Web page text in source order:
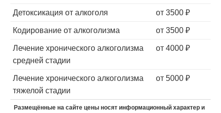
Детоксикация от алкоголя от 3500 ₽
Кодирование от алкоголизма от 3500 ₽
Лечение хронического алкоголизма
средней стадии
от 4000 ₽
Лечение хронического алкоголизма
тяжелой стадии
от 5000 ₽
Размещённые на сайте цены носят информационный характер и